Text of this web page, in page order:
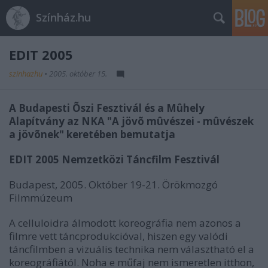
Színház.hu
EDIT 2005
szinhazhu • 2005. október 15.
A Budapesti Õszi Fesztivál és a Mûhely
Alapítvány az NKA "A jövõ mûvészei - mûvészek
a jövõnek" keretében bemutatja
EDIT 2005 Nemzetközi Táncfilm Fesztivál
Budapest, 2005. Október 19-21. Örökmozgó
Filmmúzeum
A celluloidra álmodott koreográfia nem azonos a
filmre vett táncprodukcióval, hiszen egy valódi
táncfilmben a vizuális technika nem választható el a
koreográfiától. Noha e műfaj nem ismeretlen itthon,